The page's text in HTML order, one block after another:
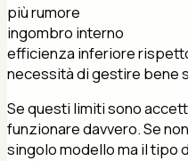
più rumore
ingombro interno
efficienza inferiore
necessità di gestire bene
Se questi limiti sono
funzionare davvero. Se
singolo modello ma il tipo